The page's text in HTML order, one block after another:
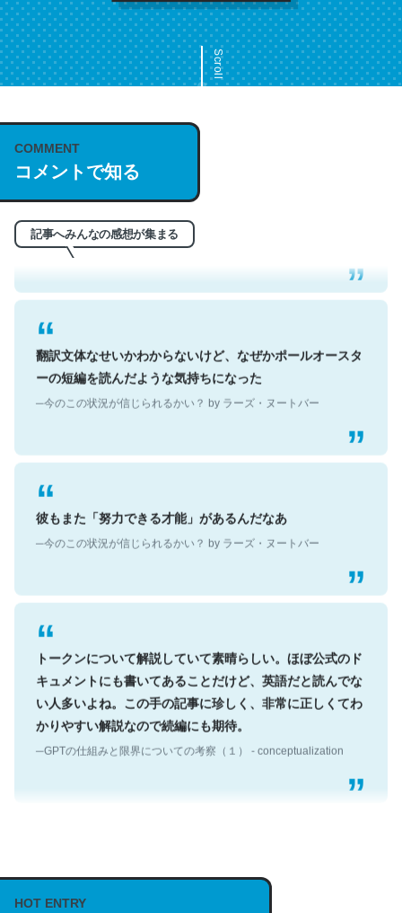
Scroll
COMMENT
コメントで知る
記事へみんなの感想が集まる
これは名文。彼はとてもクレバーなんだろうなと凄く思
う。英語少しでも読める人は原文もお勧め。自分はこの流
れ好き。Let’s Fucking Go. Then Covid hit. Shit.
─今のこの状況が信じられるかい？ by ラーズ・ヌートバー
翻訳文体なせいかわからないけど、なぜかポールオースタ
ーの短編を読んだような気持ちになった
彼もまた「努力できる才能」があるんだなあ
トークンについて解説していて素晴らしい。ほぼ公式のド
キュメントにも書いてあることだけど、英語だと読んでな
い人多いよね。この手の記事に珍しく、非常に正しくてわ
かりやすい解説なので続編にも期待。
─GPTの仕組みと限界についての考察（１） - conceptualization
説してる記事が少ないので貴重な良記事。/続編来た
https://isobe324649.hatenablog.com/entry/2023/03/27
HOT ENTRY